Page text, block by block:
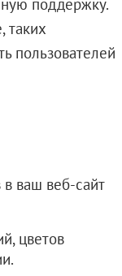
таких
пользователей
ваш веб-сайт
цветов